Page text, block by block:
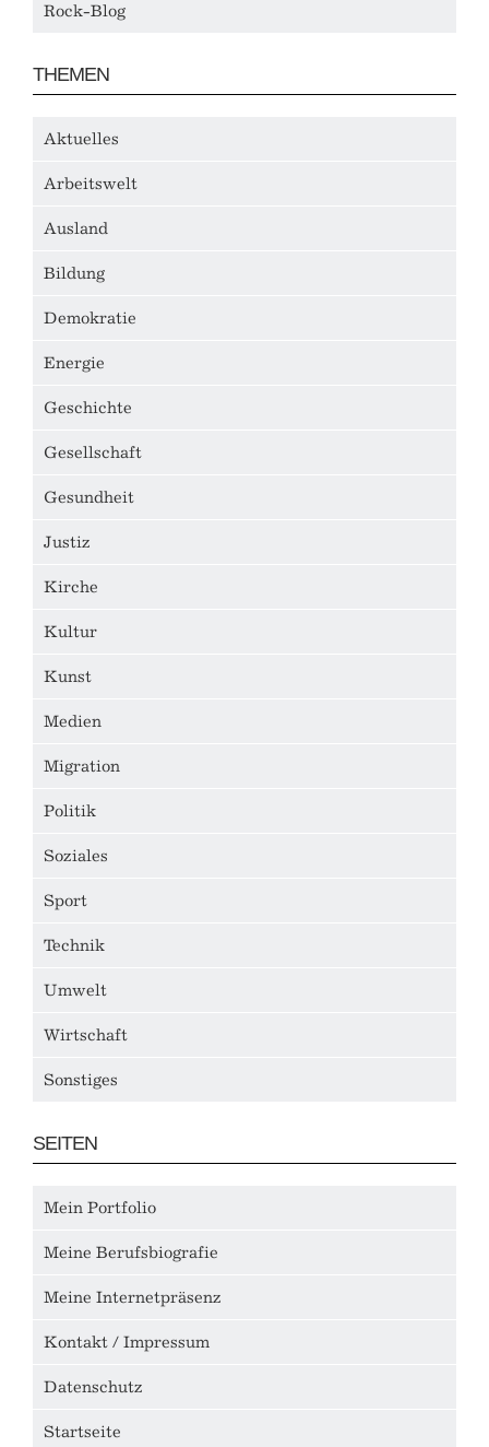
Rock-Blog
THEMEN
Aktuelles
Arbeitswelt
Ausland
Bildung
Demokratie
Energie
Geschichte
Gesellschaft
Gesundheit
Justiz
Kirche
Kultur
Kunst
Medien
Migration
Politik
Soziales
Sport
Technik
Umwelt
Wirtschaft
Sonstiges
SEITEN
Mein Portfolio
Meine Berufsbiografie
Meine Internetpräsenz
Kontakt / Impressum
Datenschutz
Startseite